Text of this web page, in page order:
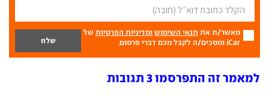
מאשר/ת את תנאי השימוש ומדיניות הפרטיות של
iCar ומסכים/ה לקבל מכם דברי פרסום.
למאמר זה התפרסמו 3 תגובות